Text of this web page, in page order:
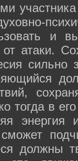
и
атаки.
сильно
тогда в
должны